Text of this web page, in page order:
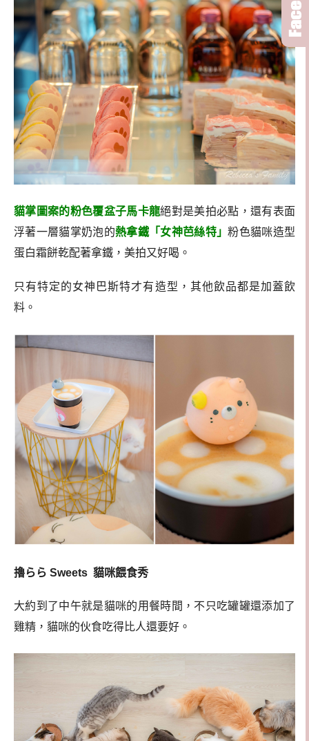
貓掌圖案的粉色覆盆子馬卡龍絕對是美拍必點，還有表面
浮著一層貓掌奶泡的熱拿鐵「 女神芭絲特」粉色貓咪造型
蛋白霜餅乾配著拿鐵，美拍又好喝。
只有特定的女神巴斯特才有造型，其他飲品都是加蓋飲
料。
擼らら Sweets 貓咪餵食秀
大約到了中午就是貓咪的用餐時間，不只吃罐罐還添加了
雞精，貓咪的伙食吃得比人還要好。